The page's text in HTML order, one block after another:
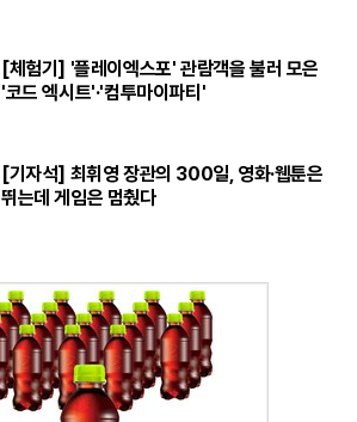
[체험기] '플레이엑스포' 관람객을 불러 모은
'코드 엑시트'·'컴투마이파티'
[기자석] 최휘영 장관의 300일, 영화·웹툰은
뛰는데 게임은 멈췄다